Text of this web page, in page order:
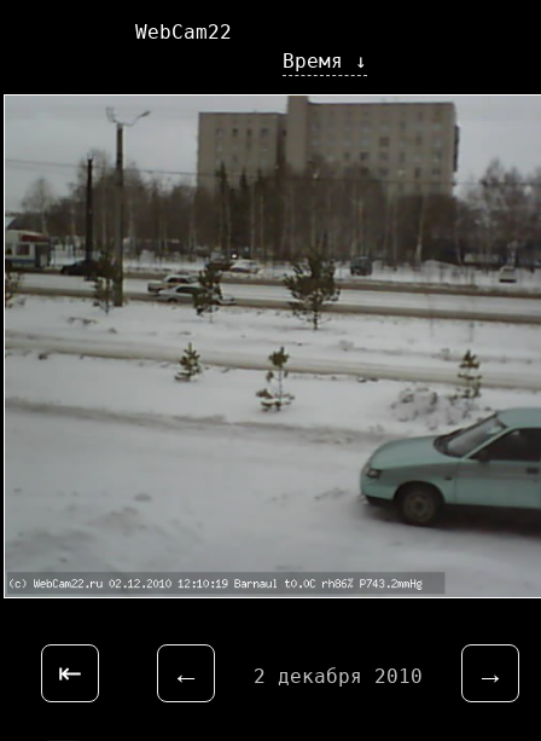
Время ↓
WebCam22
⇤ ← 2 декабря 2010 →